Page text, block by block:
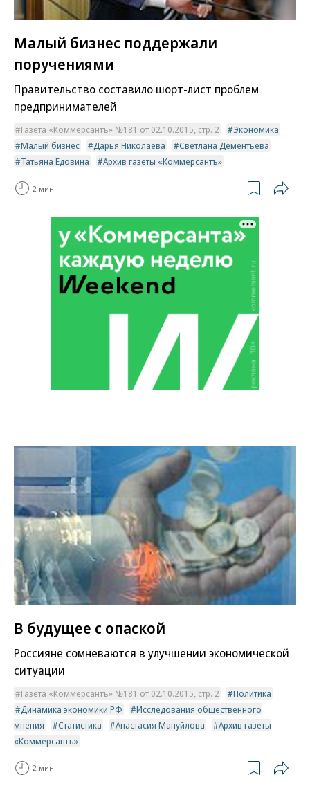
Малый бизнес поддержали
поручениями
Правительство составило шорт-лист проблем
предпринимателей
Газета «Коммерсантъ» №181 от 02.10.2015, стр. 2
Экономика
Малый бизнес
Дарья Николаева
Светлана Дементьева
Татьяна Едовина
Архив газеты «Коммерсантъ»
2 мин.
В будущее с опаской
Россияне сомневаются в улучшении экономической
ситуации
Газета «Коммерсантъ» №181 от 02.10.2015, стр. 2
Политика
Динамика экономики РФ
Исследования общественного
мнения
Статистика Анастасия Мануйлова
Архив газеты
«Коммерсантъ»
2 мин.